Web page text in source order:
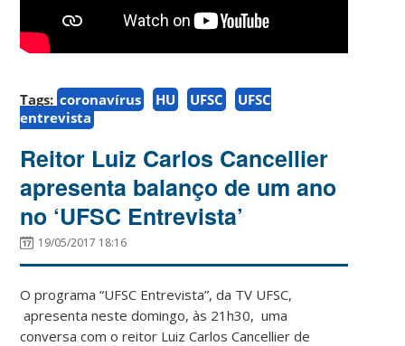
Tags: coronavírus HU UFSC
UFSC
entrevista
Reitor Luiz Carlos Cancellier
apresenta balanço de um ano
no ‘UFSC Entrevista’
19/05/2017 18:16
O programa “UFSC Entrevista”, da TV UFSC,
apresenta neste domingo, às 21h30, uma
conversa com o reitor Luiz Carlos Cancellier de